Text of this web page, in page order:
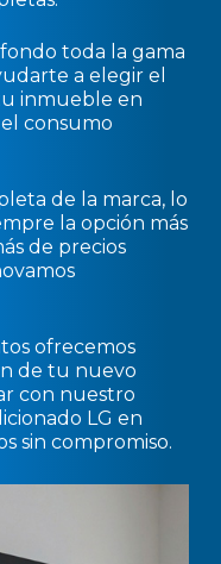
toda la gama
a elegir el
inmueble en
consumo
de la marca, lo
la opción más
de precios
ofrecemos
de tu nuevo
con nuestro
LG en
sin compromiso.